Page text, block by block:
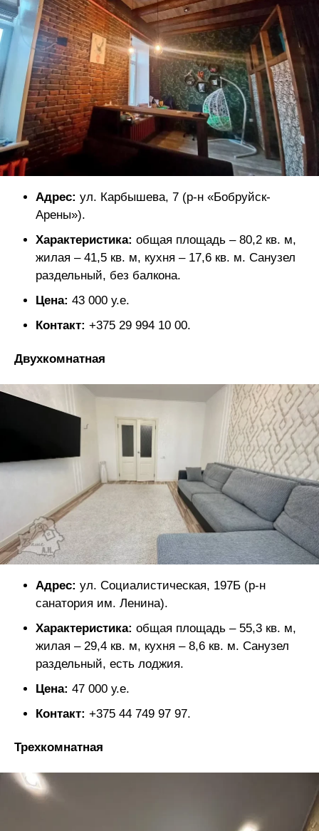
Адрес: ул. Карбышева, 7 (р-н «Бобруйск-
Арены»).
Характеристика: общая площадь – 80,2 кв. м,
жилая – 41,5 кв. м, кухня – 17,6 кв. м. Санузел
раздельный, без балкона.
Цена: 43 000 у.е.
Контакт: +375 29 994 10 00.
Двухкомнатная
Адрес: ул. Социалистическая, 197Б (р-н
санатория им. Ленина).
Характеристика: общая площадь – 55,3 кв. м,
жилая – 29,4 кв. м, кухня – 8,6 кв. м. Санузел
раздельный, есть лоджия.
Цена: 47 000 у.е.
Контакт: +375 44 749 97 97.
Трехкомнатная